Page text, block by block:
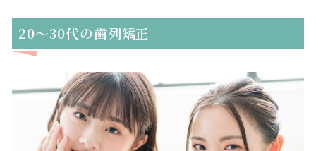
20～30代の歯列矯正